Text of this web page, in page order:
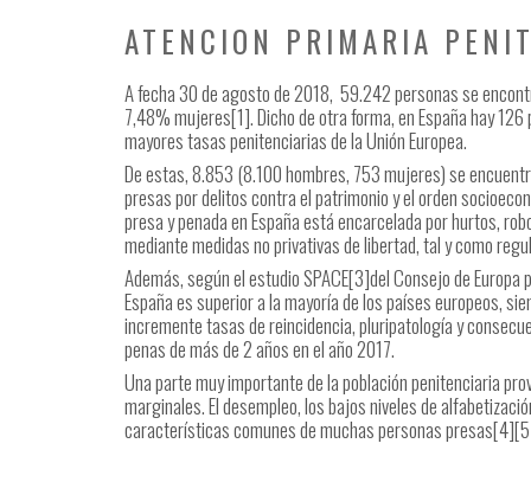
ATENCION PRIMARIA
A fecha 30 de agosto de 2018, 59.242 personas se
7,48% mujeres[1]. Dicho de otra forma, en España hay
mayores tasas penitenciarias de la Unión Europea.
De estas, 8.853 (8.100 hombres, 753 mujeres) se
presas por delitos contra el patrimonio y el orden
presa y penada en España está encarcelada por hurtos,
mediante medidas no privativas de libertad, tal y como
Además, según el estudio SPACE[3]del Consejo de
España es superior a la mayoría de los países europeos,
incremente tasas de reincidencia, pluripatología y
penas de más de 2 años en el año 2017.
Una parte muy importante de la población penitenciaria
marginales. El desempleo, los bajos niveles de
características comunes de muchas personas